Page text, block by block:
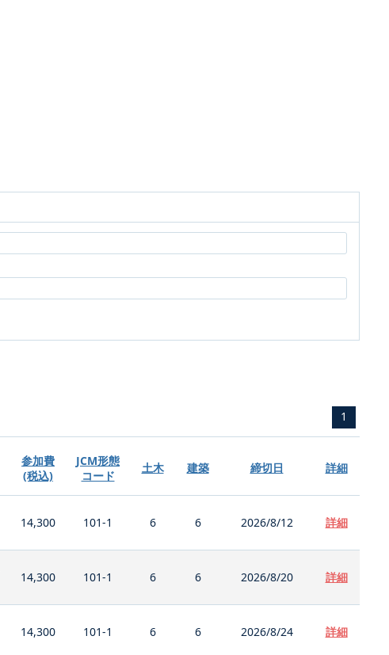
1
参加費
(税込)
JCM形態
コード
土木 建築 締切日 詳細
14,300 101-1 6 6 2026/8/12 詳細
14,300 101-1 6 6 2026/8/20 詳細
14,300 101-1 6 6 2026/8/24 詳細